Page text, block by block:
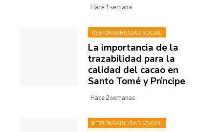
Hace 1 semana
RESPONSABILIDAD SOCIAL
La importancia de la
trazabilidad para la
calidad del cacao en
Santo Tomé y Príncipe
Hace 2 semanas
RESPONSABILIDAD SOCIAL